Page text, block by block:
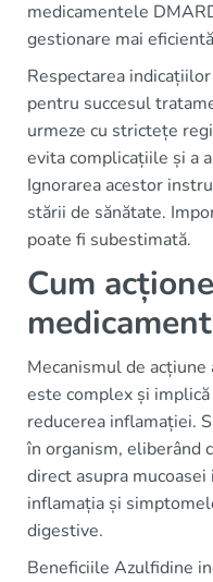
medicamentele
gestionare mai
Respectarea
pentru succesul
urmeze cu strictețe
evita complicațiile și a
Ignorarea acestor
stării de sănătate.
poate fi subestimată.
Cum
Mecanismul de
este complex și
reducerea inflamației.
în organism, eliberând
direct asupra
inflamația și
digestive.
Beneficiile Azulfidine